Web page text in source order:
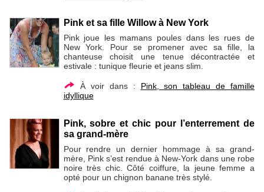
Pink et sa fille Willow à New York
Pink joue les mamans poules dans les rues de
New York. Pour se promener avec sa fille, la
chanteuse choisit une tenue décontractée et
estivale : tunique fleurie et jeans slim.
À voir dans : Pink, son tableau de famille
idyllique
Pink, sobre et chic pour l’enterrement de
sa grand-mère
Pour rendre un dernier hommage à sa grand-
mère, Pink s’est rendue à New-York dans une robe
noire très chic. Côté coiffure, la jeune femme a
opté pour un chignon banane très stylé.